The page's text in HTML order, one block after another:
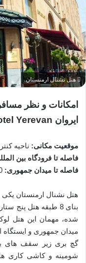
هتل نشنال ارمنستان
امکانات و نظر
ایروان National hotel Yerevan
موقعیت مکانی: ناحیه
فاصله تا فرودگاه بین
فاصله تا میدان جمهوری:
هتل نشنال ارمنستان
بنای 8 طبقه هتل پنج
شده، مهمان این هتل
میدان جمهوری و ایستگاه
گچ بری زیر سقف های
شومینه و کاشی کاری